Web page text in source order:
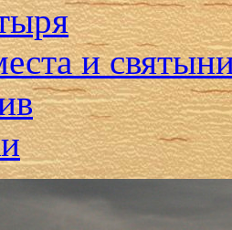
и